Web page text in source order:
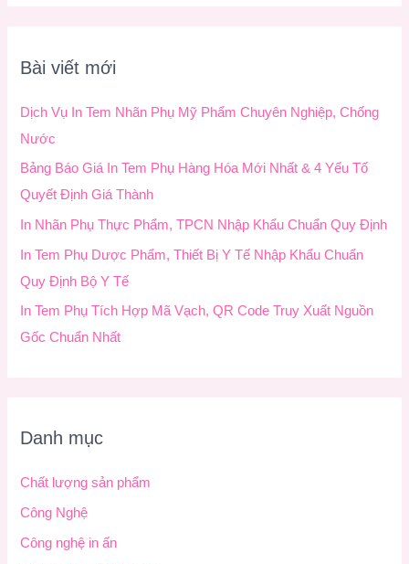
m
:
Bài viết mới
Dịch Vụ In Tem Nhãn Phụ Mỹ Phẩm Chuyên Nghiệp, Chống
Nước
Bảng Báo Giá In Tem Phụ Hàng Hóa Mới Nhất & 4 Yếu Tố
Quyết Định Giá Thành
In Nhãn Phụ Thực Phẩm, TPCN Nhập Khẩu Chuẩn Quy Định
In Tem Phụ Dược Phẩm, Thiết Bị Y Tế Nhập Khẩu Chuẩn
Quy Định Bộ Y Tế
In Tem Phụ Tích Hợp Mã Vạch, QR Code Truy Xuất Nguồn
Gốc Chuẩn Nhất
Danh mục
Chất lượng sản phẩm
Công Nghệ
Công nghệ in ấn